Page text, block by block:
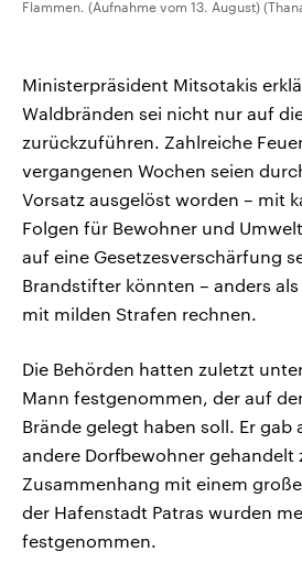
Flammen. (Aufnahme vom 13. August)
Ministerpräsident Mitsotakis
Waldbränden sei nicht nur auf
zurückzuführen. Zahlreiche
vergangenen Wochen seien
Vorsatz ausgelöst worden – mit
Folgen für Bewohner und
auf eine Gesetzesverschärfung
Brandstifter könnten – anders
mit milden Strafen rechnen.
Die Behörden hatten zuletzt
Mann festgenommen, der auf
Brände gelegt haben soll. Er gab
andere Dorfbewohner gehandelt
Zusammenhang mit einem
der Hafenstadt Patras wurden
festgenommen.